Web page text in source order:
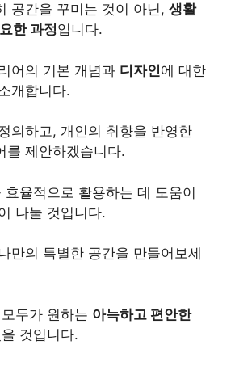
공간을 꾸미는 것이 아닌, 생활
한 과정입니다.
어의 기본 개념과 디자인에 대한
개합니다.
의하고, 개인의 취향을 반영한
를 제안하겠습니다.
효율적으로 활용하는 데 도움이
나눌 것입니다.
만의 특별한 공간을 만들어보세
두가 원하는 아늑하고 편안한
것입니다.